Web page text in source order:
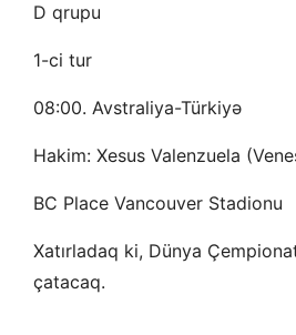
D qrupu
1-ci tur
08:00. Avstraliya-Türkiyə
Hakim: Xesus Valenzuela
BC Place Vancouver Stadionu
Xatırladaq ki, Dünya
çatacaq.